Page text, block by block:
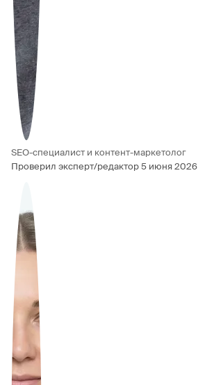
SEO-специалист и контент-маркетолог
Проверил эксперт/редактор5 июня 2026